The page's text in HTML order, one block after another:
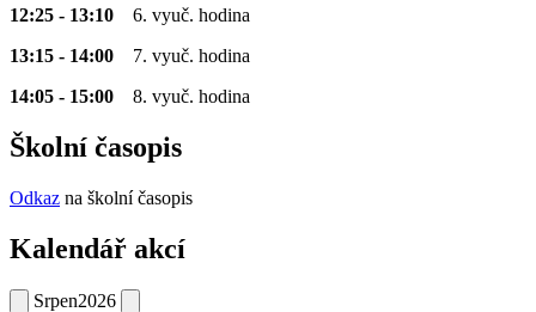
12:25 - 13:10 6. vyuč. hodina
13:15 - 14:00 7. vyuč. hodina
14:05 - 15:00 8. vyuč. hodina
Školní časopis
Odkaz na školní časopis
Kalendář akcí
Srpen2026